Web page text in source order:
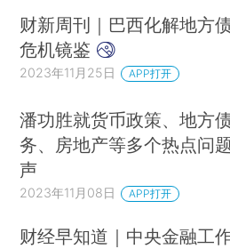
财新周刊｜巴西化解地方
危机镜鉴
2023年11月25日 APP打开
潘功胜就货币政策、地方
务、房地产等多个热点问
声
2023年11月08日 APP打开
财经早知道｜中央金融工